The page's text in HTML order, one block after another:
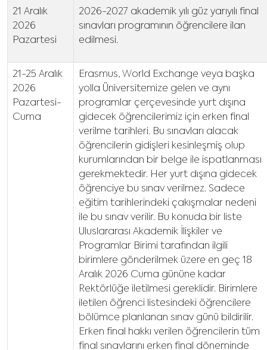
21 Aralık
2026
Pazartesi
2026-2027 akademik yılı güz yarıyılı final
sınavları programının öğrencilere ilan
edilmesi.
21-25 Aralık
2026
Pazartesi-
Cuma
Erasmus, World Exchange veya başka
yolla Üniversitemize gelen ve aynı
programlar çerçevesinde yurt dışına
gidecek öğrencilerimiz için erken final
verilme tarihleri. Bu sınavları alacak
öğrencilerin gidişleri kesinleşmiş olup
kurumlarından bir belge ile ispatlanması
gerekmektedir. Her yurt dışına gidecek
öğrenciye bu sınav verilmez. Sadece
eğitim tarihlerindeki çakışmalar nedeni
ile bu sınav verilir. Bu konuda bir liste
Uluslararası Akademik İlişkiler ve
Programlar Birimi tarafından ilgili
birimlere gönderilmek üzere en geç 18
Aralık 2026 Cuma gününe kadar
Rektörlüğe iletilmesi gereklidir. Birimlere
iletilen öğrenci listesindeki öğrencilere
bölümce planlanan sınav günü bildirilir.
Erken final hakkı verilen öğrencilerin tüm
final sınavlarını erken final döneminde